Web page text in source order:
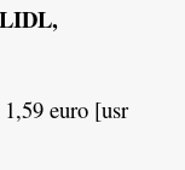
LIDL,
euro [usr